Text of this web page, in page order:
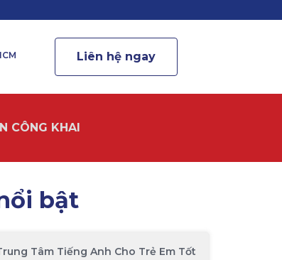
Liên hệ ngay
CÔNG KHAI
bật
Tâm Tiếng Anh Cho Trẻ Em Tốt